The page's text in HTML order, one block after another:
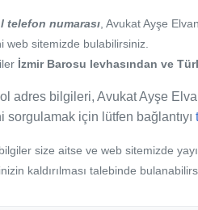
telefon numarası , Avukat Ayşe
web sitemizde bulabilirsiniz.
İzmir Barosu levhasından ve
adres bilgileri, Avukat Ayşe
için lütfen bağlantıyı
size aitse ve web sitemizde
kaldırılması talebinde